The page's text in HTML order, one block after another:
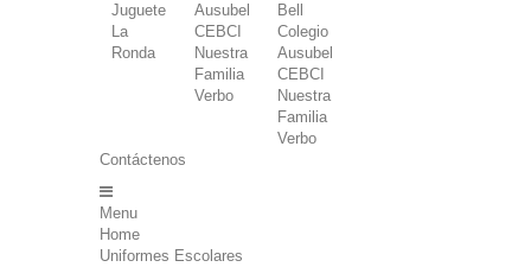
Juguete
La
Ronda
Ausubel
CEBCI
Nuestra
Familia
Verbo
Bell
Colegio
Ausubel
CEBCI
Nuestra
Familia
Verbo
Contáctenos
Menu
Home
Uniformes Escolares